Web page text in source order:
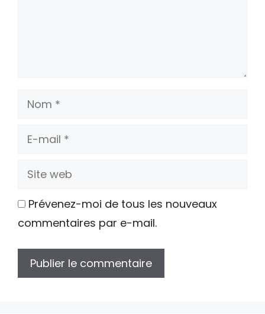
Nom
E-
Site
Prévenez-moi de tous les nouveaux
commentaires par e-mail.